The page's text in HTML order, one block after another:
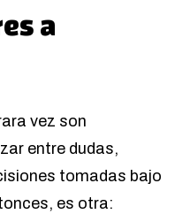
a
vez son
entre dudas,
tomadas bajo
es otra: